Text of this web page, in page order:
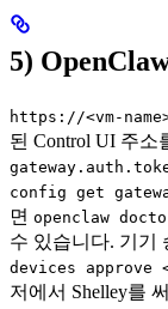
5)
https://<vm-
된 Control UI 주소
config get
면 openclaw
수 있습니다. 기기
devices approve
저에서 Shelley를